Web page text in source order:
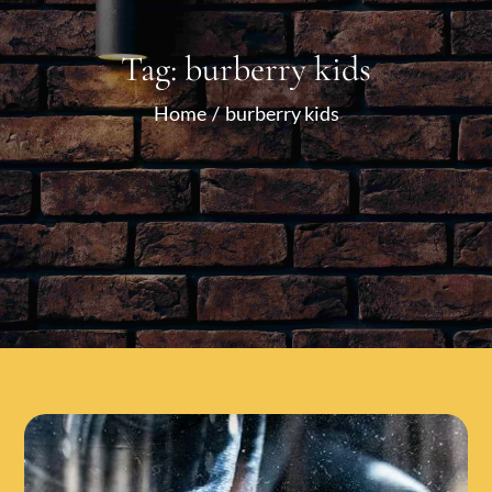
Tag: burberry kids
Home burberry kids